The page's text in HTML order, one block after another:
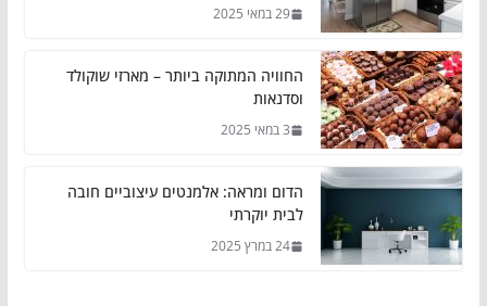
29 במאי 2025
החוויה המתוקה ביותר – מארזי שוקולד
וסדנאות
3 במאי 2025
הדום ומראה: אלמנטים עיצוביים חובה
לבית יוקרתי
24 במרץ 2025